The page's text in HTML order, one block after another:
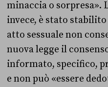
minaccia o sorpresa».
invece, è stato
atto sessuale non
nuova legge il
informato, specifico,
e non può «essere